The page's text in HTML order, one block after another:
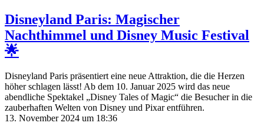
Disneyland Paris: Magischer
Nachthimmel und Disney Music Festival
🌟
Disneyland Paris präsentiert eine neue Attraktion, die die Herzen
höher schlagen lässt! Ab dem 10. Januar 2025 wird das neue
abendliche Spektakel „Disney Tales of Magic“ die Besucher in die
zauberhaften Welten von Disney und Pixar entführen.
13. November 2024 um 18:36